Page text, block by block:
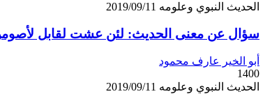
الحديث النبوي وعلومه 2019/09/11
سؤال عن معنى الحديث: لئن عشت لقابل
أبو الخير عارف محمود
1400
الحديث النبوي وعلومه 2019/09/11